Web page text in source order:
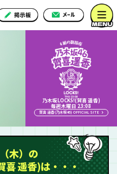
乃木坂LOCKS!(賀喜 遥香)
毎週木曜日 23:08
賀喜 遥香(乃木坂46) OFFICIAL SITE
木）の
喜 遥香)は・・・